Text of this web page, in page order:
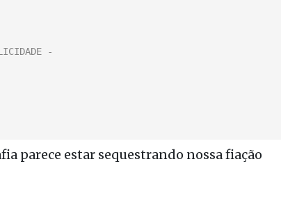
parece estar sequestrando nossa fiação